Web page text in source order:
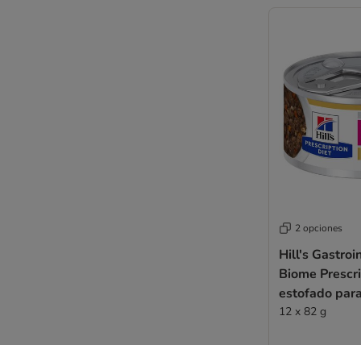
2 opciones
Hill's
Biome
estofado
12 x 82 g